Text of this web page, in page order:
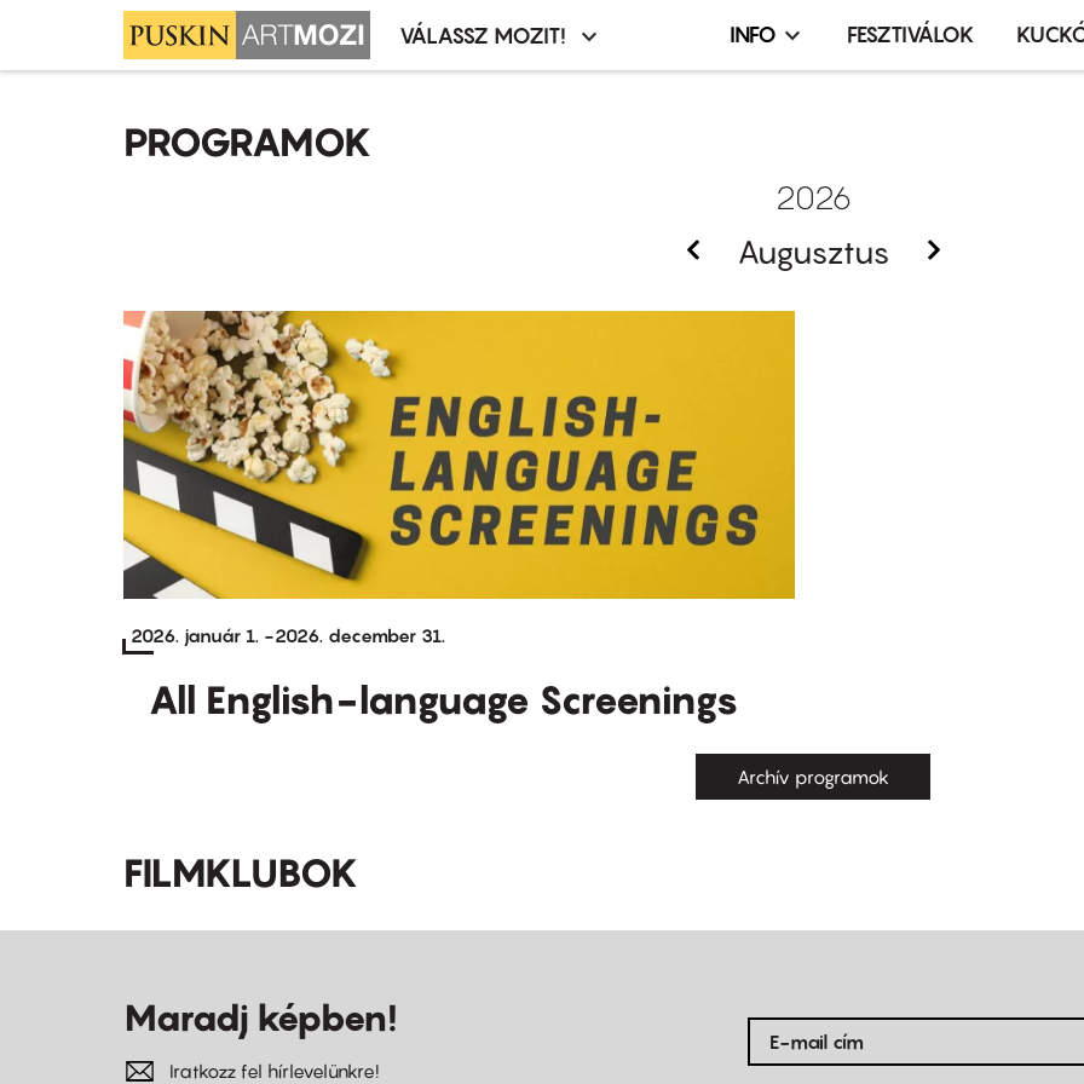
Moziválasztó
VÁLASSZ MOZIT!
Infó,
menü
INFO FESZTIVÁLOK
PROGRAMOK
2026
Augusztus
2026. január 1. -2026. december 31.
All English-language Screenings
Archív programok
FILMKLUBOK
Maradj képben!
Iratkozz fel hírlevelünkre!